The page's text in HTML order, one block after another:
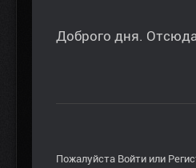
Доброго дня.
Пожалуйста Войти или